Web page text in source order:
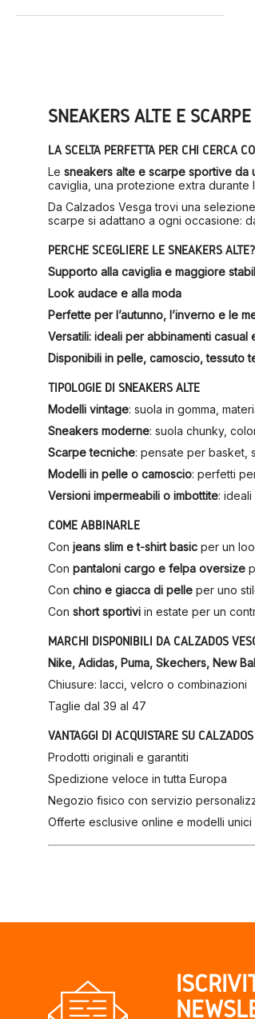
SNEAKERS ALTE E
LA SCELTA PERFETTA PER CHI CERCA
Le sneakers alte e scarpe sportive da
caviglia, una protezione extra durante
Da Calzados Vesga trovi una
scarpe si adattano a ogni occasione:
PERCHÉ SCEGLIERE LE SNEAKERS ALTE?
Supporto alla caviglia e maggiore
Look audace e alla moda
Perfette per l’autunno, l’inverno e le
Versatili: ideali per abbinamenti casual
Disponibili in pelle, camoscio, tessuto
TIPOLOGIE DI SNEAKERS ALTE
Modelli vintage: suola in gomma,
Sneakers moderne: suola chunky,
Scarpe tecniche: pensate per basket,
Modelli in pelle o camoscio: perfetti
Versioni impermeabili o imbottite:
COME ABBINARLE
Con jeans slim e t-shirt basic per un
Con pantaloni cargo e felpa oversize
Con chino e giacca di pelle per uno
Con short sportivi in estate per un
MARCHI DISPONIBILI DA CALZADOS
Nike, Adidas, Puma, Skechers, New
Chiusure: lacci, velcro o combinazioni
Taglie dal 39 al 47
VANTAGGI DI ACQUISTARE SU
Prodotti originali e garantiti
Spedizione veloce in tutta Europa
Negozio fisico con servizio
Offerte esclusive online e modelli unici